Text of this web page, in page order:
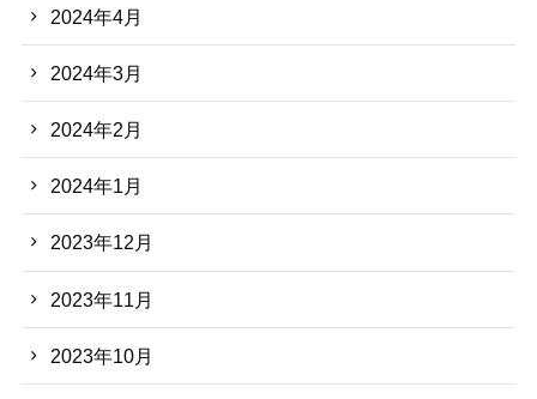
2024年4月
2024年3月
2024年2月
2024年1月
2023年12月
2023年11月
2023年10月